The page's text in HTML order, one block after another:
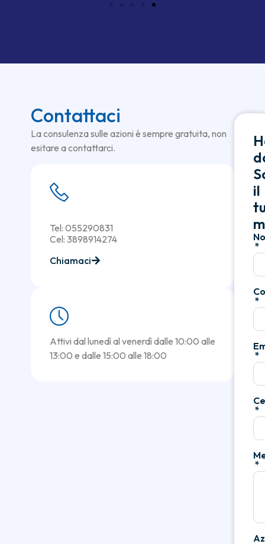
Contattaci
La consulenza sulle azioni è sempre gratuita, non
esitare a contattarci.
Tel: 055290831
Cel: 3898914274
Chiamaci
Attivi dal lunedì al venerdì dalle 10:00 alle
13:00 e dalle 15:00 alle 18:00
il